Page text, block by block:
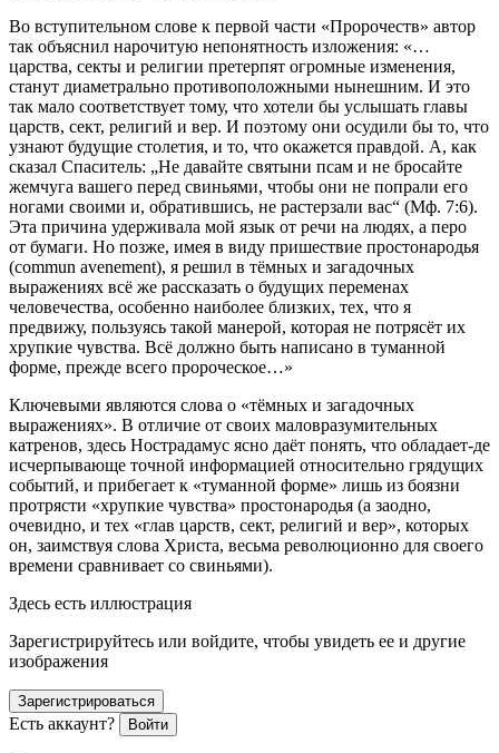
Во вступительном слове к первой части «Пророчеств» автор
так объяснил нарочитую непонятность изложения: «…
царства, секты и религии претерпят огромные изменения,
станут диаметрально противоположными нынешним. И это
так мало соответствует тому, что хотели бы услышать главы
царств, сект, религий и вер. И поэтому они осудили бы то, что
узнают будущие столетия, и то, что окажется правдой. А, как
сказал Спаситель: „Не давайте святыни псам и не бросайте
жемчуга вашего перед свиньями, чтобы они не попрали его
ногами своими и, обратившись, не растерзали вас“ (Мф. 7:6).
Эта причина удерживала мой язык от речи на людях, а перо
от бумаги. Но позже, имея в виду пришествие простонародья
(commun avenement), я решил в тёмных и загадочных
выражениях всё же рассказать о будущих переменах
человечества, особенно наиболее близких, тех, что я
предвижу, пользуясь такой манерой, которая не потрясёт их
хрупкие чувства. Всё должно быть написано в туманной
форме, прежде всего пророческое…»
Ключевыми являются слова о «тёмных и загадочных
выражениях». В отличие от своих маловразумительных
катренов, здесь Нострадамус ясно даёт понять, что обладает-де
исчерпывающе точной информацией относительно грядущих
событий, и прибегает к «туманной форме» лишь из боязни
протрясти «хрупкие чувства» простонародья (а заодно,
очевидно, и тех «глав царств, сект, религий и вер», которых
он, заимствуя слова Христа, весьма революционно для своего
времени сравнивает со свиньями).
Здесь есть иллюстрация
Зарегистрируйтесь или войдите, чтобы увидеть ее и другие
изображения
Зарегистрироваться
Есть аккаунт? Войти